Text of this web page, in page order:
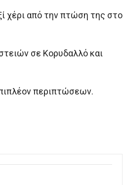
χέρι από την πτώση της στο
σε Κορυδαλλό και
περιπτώσεων.